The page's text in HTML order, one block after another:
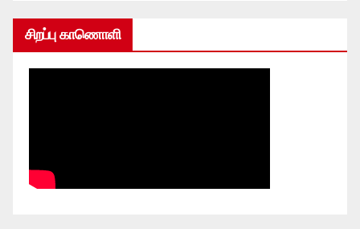
சிறப்பு காணொளி